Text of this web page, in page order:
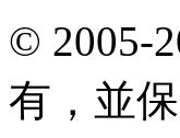
© 2005-
有，並